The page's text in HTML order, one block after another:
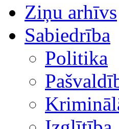
Ziņu arhīvs
Sabiedrība
Politika